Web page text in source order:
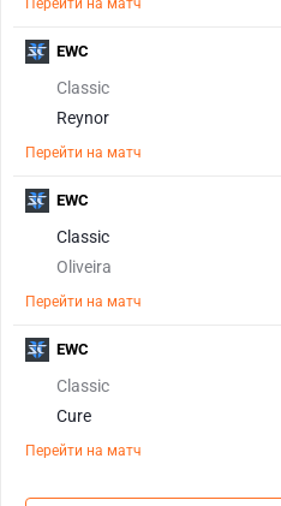
Перейти на матч
Classic
Reynor
Перейти на матч
EWC
Classic
Oliveira
Перейти на матч
EWC
Classic
Cure
Перейти на матч
EWC